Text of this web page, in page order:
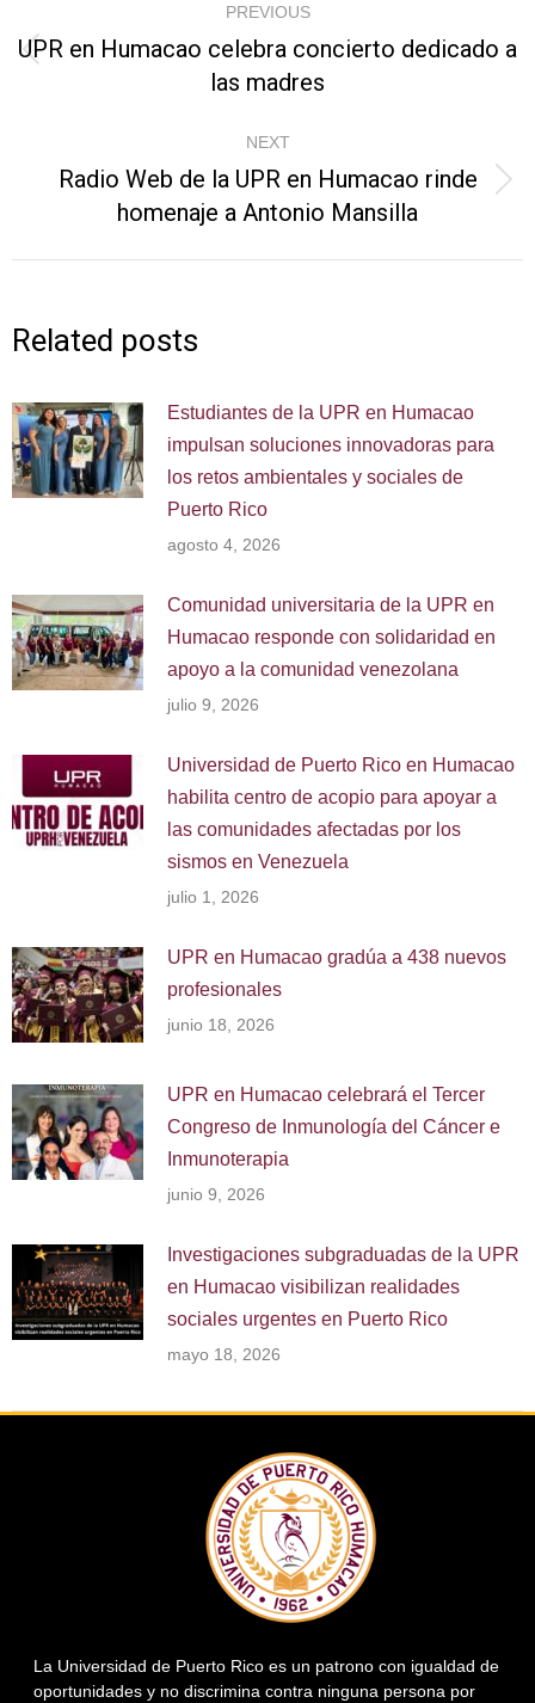
navigation
PREVIOUS
Previous
post:
UPR en Humacao celebra concierto dedicado a
las madres
NEXT
Next
post:
Radio Web de la UPR en Humacao rinde
homenaje a Antonio Mansilla
Related posts
Estudiantes de la UPR en Humacao
impulsan soluciones innovadoras para
los retos ambientales y sociales de
Puerto Rico
agosto 4, 2026
Comunidad universitaria de la UPR en
Humacao responde con solidaridad en
apoyo a la comunidad venezolana
julio 9, 2026
Universidad de Puerto Rico en Humacao
habilita centro de acopio para apoyar a
las comunidades afectadas por los
sismos en Venezuela
julio 1, 2026
UPR en Humacao gradúa a 438 nuevos
profesionales
junio 18, 2026
UPR en Humacao celebrará el Tercer
Congreso de Inmunología del Cáncer e
Inmunoterapia
junio 9, 2026
Investigaciones subgraduadas de la UPR
en Humacao visibilizan realidades
sociales urgentes en Puerto Rico
mayo 18, 2026
La Universidad de Puerto Rico es un patrono con igualdad de
oportunidades y no discrimina contra ninguna persona por